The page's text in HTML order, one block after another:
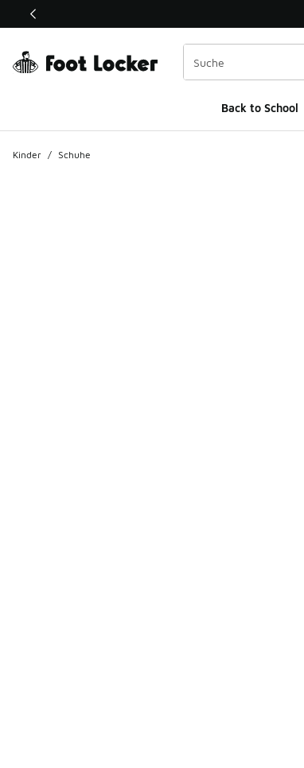
Dieser Link öffnet sich in einem neuen Fenster
Back to School
Kinder / Schuhe